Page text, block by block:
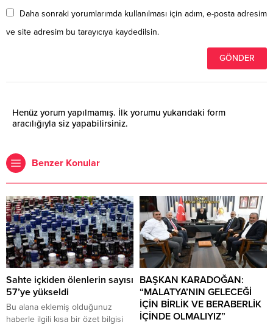
Daha sonraki yorumlarımda kullanılması için adım, e-posta adresim
ve site adresim bu tarayıcıya kaydedilsin.
Henüz yorum yapılmamış. İlk yorumu yukarıdaki form
aracılığıyla siz yapabilirsiniz.
Benzer Konular
Sahte içkiden ölenlerin sayısı
57’ye yükseldi
Bu alana eklemiş olduğunuz
haberle ilgili kısa bir özet bilgisi
BAŞKAN KARADOĞAN:
“MALATYA’NIN GELECEĞİ
İÇİN BİRLİK VE BERABERLİK
İÇİNDE OLMALIYIZ”